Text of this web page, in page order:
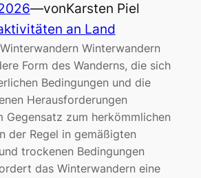
—vonKarsten Piel
an Land
Winterwandern
Form des Wanderns, die sich
Bedingungen und die
Herausforderungen
Gegensatz zum herkömmlichen
der Regel in gemäßigten
trockenen Bedingungen
das Winterwandern eine